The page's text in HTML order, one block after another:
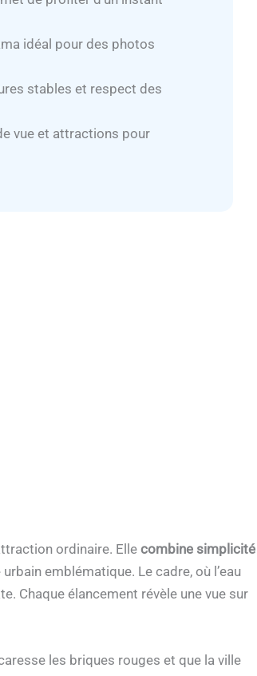
idéal pour des photos
stables et respect des
vue et attractions pour
ordinaire. Ellecombine simplicité
emblématique. Le cadre, où l’eau
Chaque élancement révèle une vue sur
les briques rouges et que la ville